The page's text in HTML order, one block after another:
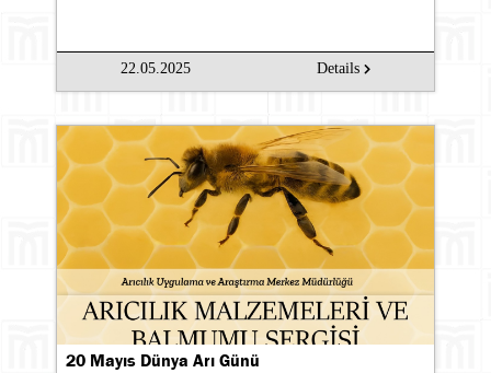
22.05.2025 Details
20 Mayıs Dünya Arı Günü